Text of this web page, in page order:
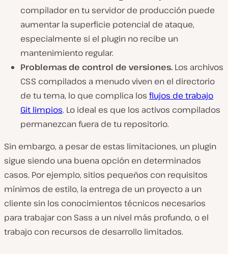
compilador en tu servidor de producción puede
aumentar la superficie potencial de ataque,
especialmente si el plugin no recibe un
mantenimiento regular.
Problemas de control de versiones. Los archivos
CSS compilados a menudo viven en el directorio
de tu tema, lo que complica los flujos de trabajo
Git limpios. Lo ideal es que los activos compilados
permanezcan fuera de tu repositorio.
Sin embargo, a pesar de estas limitaciones, un plugin
sigue siendo una buena opción en determinados
casos. Por ejemplo, sitios pequeños con requisitos
mínimos de estilo, la entrega de un proyecto a un
cliente sin los conocimientos técnicos necesarios
para trabajar con Sass a un nivel más profundo, o el
trabajo con recursos de desarrollo limitados.